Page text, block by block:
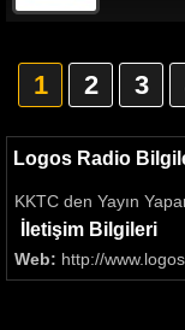
1 2 3
Logos Radio
KKTC den Yayın
İletişim Bilgileri
Web: http://